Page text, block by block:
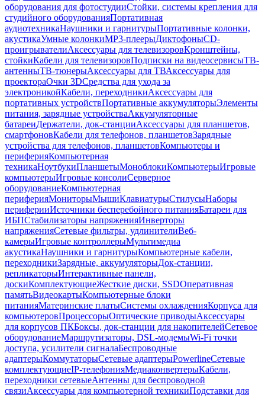
оборудования для фотостудииСтойки, системы крепления для
студийного оборудованияПортативная
аудиотехникаНаушники и гарнитурыПортативные колонки,
акустикаУмные колонкиMP3-плеерыДиктофоныCD-
проигрывателиАксессуары для телевизоровКронштейны,
стойкиКабели для телевизоровПодписки на видеосервисыТВ-
антенныТВ-тюнерыАксессуары для ТВАксессуары для
проектораОчки 3DСредства для ухода за
электроникойКабели, переходникиАксессуары для
портативных устройствПортативные аккумуляторыЭлементы
питания, зарядные устройстваАккумуляторные
батареиДержатели, док-станцииАксессуары для планшетов,
смартфоновКабели для телефонов, планшетовЗарядные
устройства для телефонов, планшетовКомпьютеры и
периферияКомпьютерная
техникаНоутбукиПланшетыМоноблокиКомпьютерыИгровые
компьютерыИгровые консолиСерверное
оборудованиеКомпьютерная
периферияМониторыМышиКлавиатурыСтилусыНаборы
периферииИсточники бесперебойного питанияБатареи для
ИБПСтабилизаторы напряженияИнверторы
напряженияСетевые фильтры, удлинителиВеб-
камерыИгровые контроллерыМультимедиа
акустикаНаушники и гарнитурыКомпьютерные кабели,
переходникиЗарядные, аккумуляторыДок-станции,
репликаторыИнтерактивные панели,
доскиКомплектующиеЖесткие диски, SSDОперативная
памятьВидеокартыКомпьютерные блоки
питанияМатеринские платыСистемы охлажденияКорпуса для
компьютеровПроцессорыОптические приводыАксессуары
для корпусов ПКБоксы, док-станции для накопителейСетевое
оборудованиеМаршрутизаторы, DSL-модемыWi-Fi точки
доступа, усилители сигналаБеспроводные
адаптерыКоммутаторыСетевые адаптерыPowerlineСетевые
комплектующиеIP-телефонияМедиаконвертерыКабели,
переходники сетевыеАнтенны для беспроводной
связиАксессуары для компьютерной техникиПодставки для